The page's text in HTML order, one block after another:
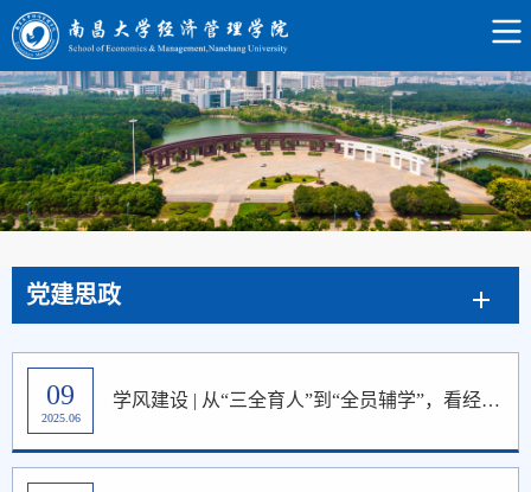
党建思政
09
2025.06
学风建设 | 从“三全育人”到“全员辅学”，看经管学院如何探索新路径！